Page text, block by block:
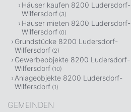
Häuser kaufen 8200 Ludersdorf-
Wilfersdorf (3)
Häuser mieten 8200 Ludersdorf-
Wilfersdorf (0)
Grundstücke 8200 Ludersdorf-
Wilfersdorf (2)
Gewerbeobjekte 8200 Ludersdorf-
Wilfersdorf (10)
Anlageobjekte 8200 Ludersdorf-
Wilfersdorf (1)
GEMEINDEN